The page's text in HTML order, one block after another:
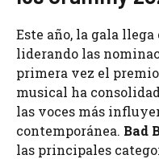
Este año, la gala llega
liderando las
primera vez el
musical ha
las voces más
contemporánea. Bad
las principales